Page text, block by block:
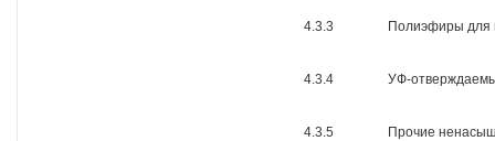
4.3.3 Полиэфиры для
4.3.4 УФ-
4.3.5 Прочие